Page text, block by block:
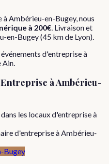
à Ambérieu-en-Bugey, nous
à 200€ . Livraison et
en-Bugey(45 km de Lyon).
événements d'entrepriseà
Ain
Entreprise àAmbérieu-
les locaux d'entreprise à
d'entreprise à Ambérieu-
Bugey